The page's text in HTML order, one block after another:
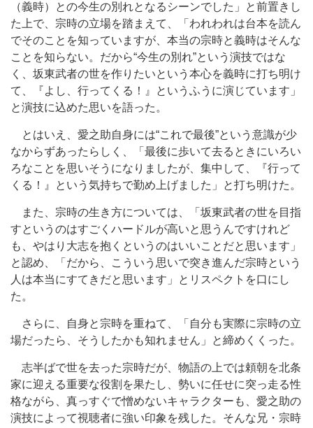
（義時）との今生の別れとなるシーンでした」と前置きし
た上で、宗時の立場を踏まえて、「われわれは台本を読ん
でそのことを知っていますが、本当の宗時と義時はそんな
ことを知らない。だから“今生の別れ”という演技ではな
く、坂東武者の世を作りたいという本心を義時に打ち明け
て、『よし、行ってくる！』というふうに演じています」
と演技に込めた思いを語った。
とはいえ、愛之助自身には“これで最後”という意識が少
なからずあったらしく、「最後に歩いて去るときにいろい
ろなことを思いそうになりましたが、集中して、『行って
くる！』という気持ちで勤め上げました」と打ち明けた。
また、宗時の生き方については、「坂東武者の世を目指
すというのはすごくハードルが高いと思うんですけれど
も、やはり大志を抱くというのはいいことだと思います」
と認め、「だから、こういう思いで突き進んだ宗時という
人は本当にすてきだと思います」とリスペクトを口にし
た。
さらに、自身と宗時を重ねて、「自分も実際に宗時の立
場だったら、そうしたかも知れません」と締めくくった。
志半ばで世を去った宗時だが、物語の上では頼朝を北条
家に迎える重要な役割を果たし、勢いに任せに突っ走る性
格ながら、真っすぐで憎めないキャラクターも、愛之助の
演技によって視聴者に強い印象を残した。そんな兄・宗時